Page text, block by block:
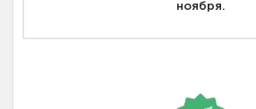
ноября.